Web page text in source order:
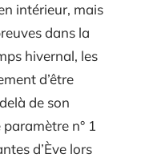
intérieur, mais
dans la
hivernal, les
d’être
de son
n° 1
d’Ève lors